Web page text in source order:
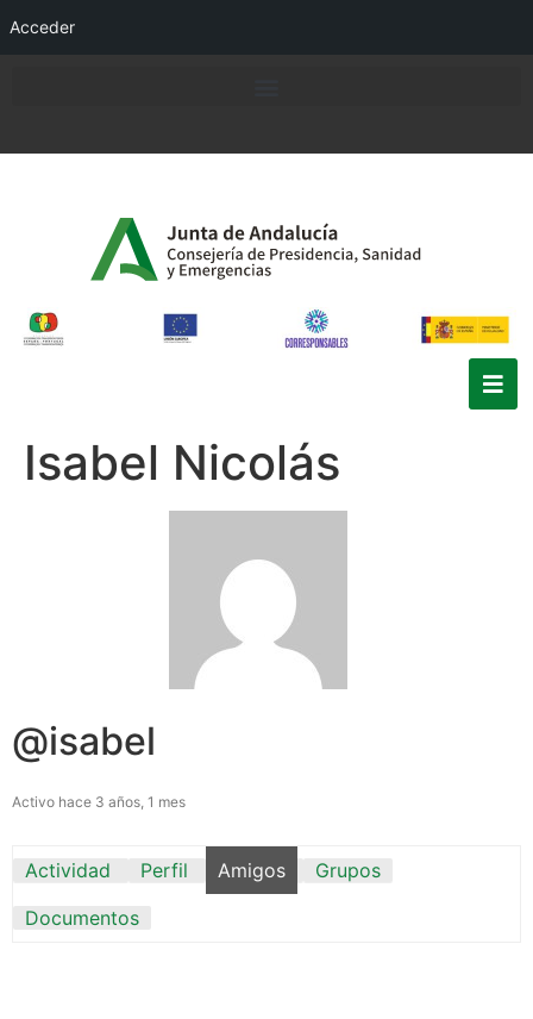
Acceder
Isabel Nicolás
@isabel
Activo hace 3 años, 1 mes
Actividad Perfil Amigos
Grupos
Documentos